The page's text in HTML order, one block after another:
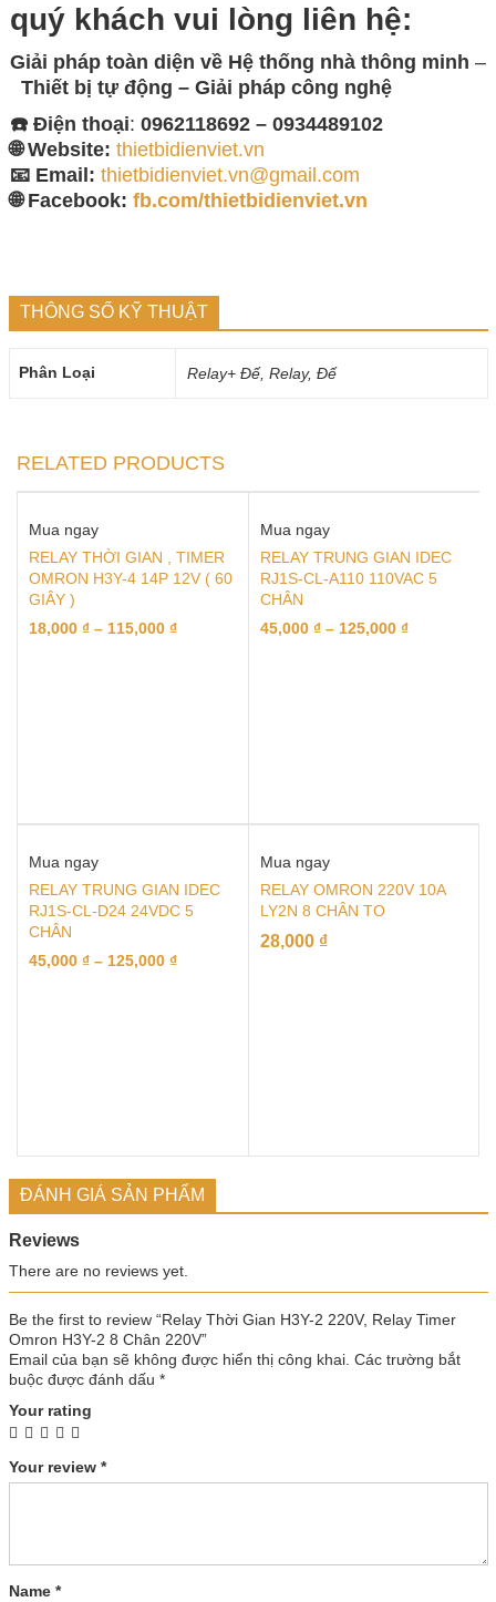
quý khách vui lòng liên hệ:
Giải pháp toàn diện về Hệ thống nhà thông minh –
Thiết bị tự động – Giải pháp công nghệ
☎️ Điện thoại: 0962118692 – 0934489102
🌐 Website: thietbidienviet.vn
📧 Email: thietbidienviet.vn@gmail.com
🌐 Facebook: fb.com/thietbidienviet.vn
THÔNG SỐ KỸ THUẬT
Phân Loại Relay+ Đế, Relay, Đế
RELATED PRODUCTS
Mua ngay
RELAY THỜI GIAN , TIMER
OMRON H3Y-4 14P 12V ( 60
GIÂY )
18,000 ₫ – 115,000 ₫
Mua ngay
RELAY TRUNG GIAN IDEC
RJ1S-CL-A110 110VAC 5
CHÂN
45,000 ₫ – 125,000 ₫
Mua ngay
RELAY TRUNG GIAN IDEC
RJ1S-CL-D24 24VDC 5
CHÂN
45,000 ₫ – 125,000 ₫
Mua ngay
RELAY OMRON 220V 10A
LY2N 8 CHÂN TO
28,000 ₫
ĐÁNH GIÁ SẢN PHẨM
Reviews
There are no reviews yet.
Be the first to review “Relay Thời Gian H3Y-2 220V, Relay Timer
Omron H3Y-2 8 Chân 220V”
Email của bạn sẽ không được hiển thị công khai. Các trường bắt
buộc được đánh dấu *
Your rating
Your review *
Name *